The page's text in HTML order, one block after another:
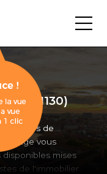
Menu
(31130)
de
page vous
mises
de l'immobilier